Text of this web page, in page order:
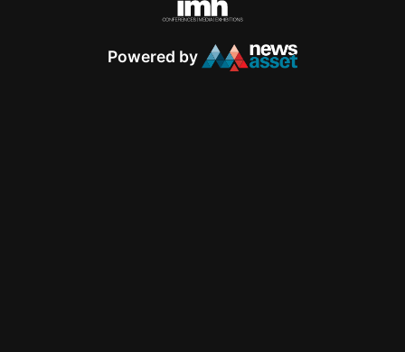
Powered by